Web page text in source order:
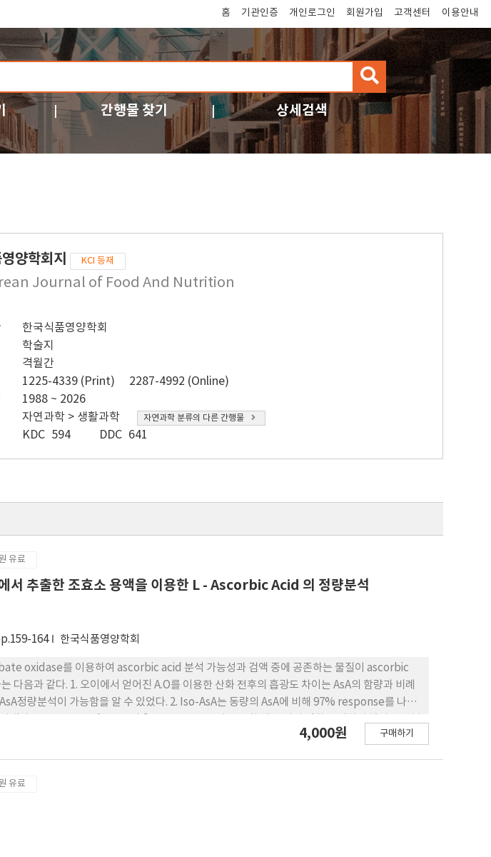
홈 기관인증 개인로그인 회원가입 고객센터 이용안내
검
색
간행물 찾기 상세검색
영양학회지 KCI 등재
Journal of Food And Nutrition
한국식품영양학회
학술지
격월간
1225-4339 (Print)
2287-4992 (Online)
1988 ~ 2026
자연과학 > 생활과학 자연과학 분류의 다른 간행물
KDC 594 DDC 641
유료
추출한 조효소 용액을 이용한 L - Ascorbic Acid 의 정량분석
164 한국식품영양학회
oxidase를 이용하여 ascorbic acid 분석 가능성과 검액 중에 공존하는 물질이 ascorbic
다음과 같다. 1. 오이에서 얻어진 A.O를 이용한 산화 전후의 흡광도 차이는 AsA의 함량과 비례
정량분석이 가능함을 알 수 있었다. 2. Iso-AsA는 동량의 AsA에 비해 97% response를 나타
있음을 생각할 때 상당한 수준의 당류가 공존하더라도 AsA 분석에는 별로 영향을 미치지 않음
의 영향을 미치지 않았다.
4,000원 구매하기
유료